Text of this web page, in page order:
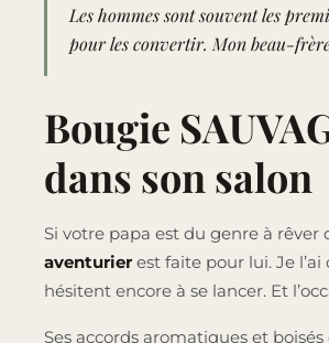
Les hommes sont souvent les
pour les convertir. Mon beau-
Bougie
dans son salon
Si votre papa est du genre à
aventurier est faite pour lui. Je
hésitent encore à se lancer. Et
Ses accords aromatiques et